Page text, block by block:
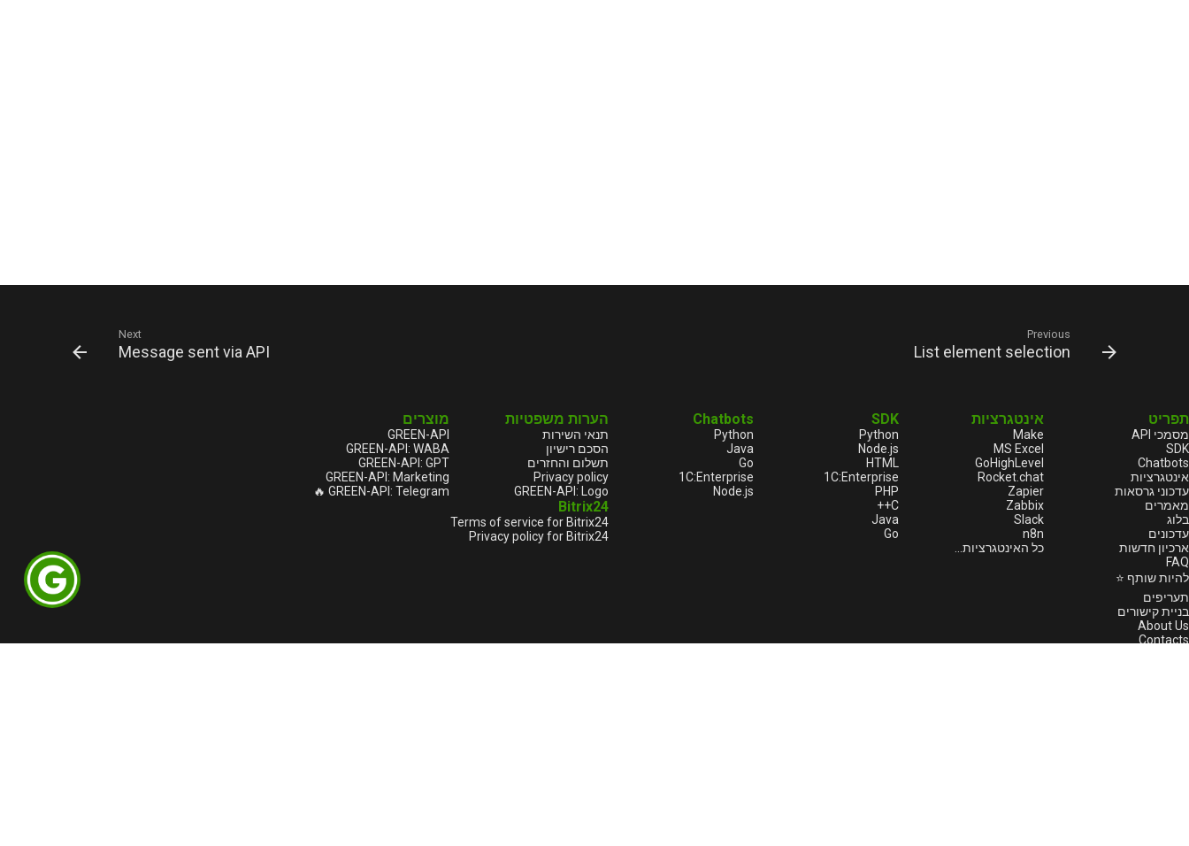
Previous
List element selection
Next
Message sent via API
תפריט
מסמכי API
SDK
Chatbots
אינטגרציות
עדכוני גרסאות
מאמרים
בלוג
עדכונים
ארכיון חדשות
FAQ
להיות שותף ⭐
תעריפים
בניית קישורים
About Us
Contacts
אינטגרציות
Make
MS Excel
GoHighLevel
Rocket.chat
Zapier
Zabbix
Slack
n8n
כל האינטגרציות...
SDK
Python
Node.js
HTML
1С:Enterprise
PHP
C++
Java
Go
Chatbots
Python
Java
Go
1С:Enterprise
Node.js
הערות משפטיות
תנאי השירות
הסכם רישיון
תשלום והחזרים
Privacy policy
GREEN-API: Logo
Bitrix24
Terms of service for Bitrix24
Privacy policy for Bitrix24
מוצרים
GREEN-API
GREEN-API: WABA
GREEN-API: GPT
GREEN-API: Marketing
GREEN-API: Telegram 🔥